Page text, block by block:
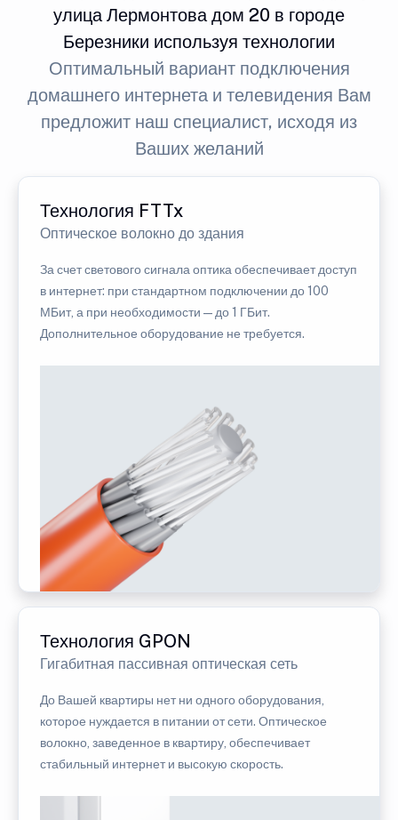
улица Лермонтова дом 20 в городе
Березники используя технологии
Оптимальный вариант подключения
домашнего интернета и телевидения Вам
предложит наш специалист, исходя из
Ваших желаний
Технология FTTx
Оптическое волокно до здания
За счет светового сигнала оптика обеспечивает доступ
в интернет: при стандартном подключении до 100
МБит, а при необходимости — до 1 ГБит.
Дополнительное оборудование не требуется.
Технология GPON
Гигабитная пассивная оптическая сеть
До Вашей квартиры нет ни одного оборудования,
которое нуждается в питании от сети. Оптическое
волокно, заведенное в квартиру, обеспечивает
стабильный интернет и высокую скорость.